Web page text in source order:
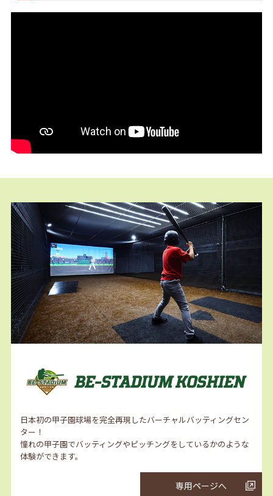
日本初の甲子園球場を完全再現したバーチャルバッティングセン
ター！
憧れの甲子園でバッティングやピッチングをしているかのような
体験ができます。
専用ページへ